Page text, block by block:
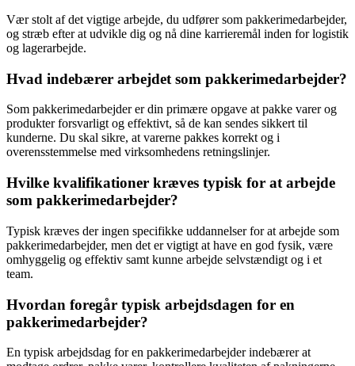
Vær stolt af det vigtige arbejde, du udfører som pakkerimedarbejder,
og stræb efter at udvikle dig og nå dine karrieremål inden for logistik
og lagerarbejde.
Hvad indebærer arbejdet som pakkerimedarbejder?
Som pakkerimedarbejder er din primære opgave at pakke varer og
produkter forsvarligt og effektivt, så de kan sendes sikkert til
kunderne. Du skal sikre, at varerne pakkes korrekt og i
overensstemmelse med virksomhedens retningslinjer.
Hvilke kvalifikationer kræves typisk for at arbejde
som pakkerimedarbejder?
Typisk kræves der ingen specifikke uddannelser for at arbejde som
pakkerimedarbejder, men det er vigtigt at have en god fysik, være
omhyggelig og effektiv samt kunne arbejde selvstændigt og i et
team.
Hvordan foregår typisk arbejdsdagen for en
pakkerimedarbejder?
En typisk arbejdsdag for en pakkerimedarbejder indebærer at